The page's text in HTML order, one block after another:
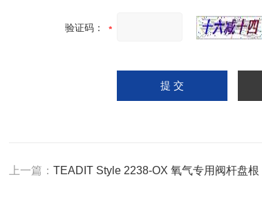
验证码：
上一篇：TEADIT Style 2238-OX 氧气专用阀杆盘根